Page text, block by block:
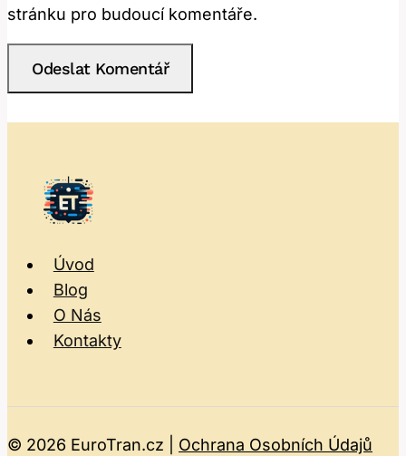
stránku pro budoucí komentáře.
Úvod
Blog
O Nás
Kontakty
© 2026 EuroTran.cz | Ochrana Osobních Údajů